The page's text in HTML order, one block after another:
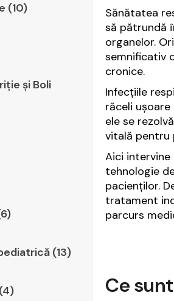
(10)
şi Boli
(13)
Sănătatea
să pătrundă
organelor.
semnificativ
cronice.
Infecțiile
răceli
ele se
vitală pentru
Aici intervine
tehnologie
pacienților.
tratament
parcurs
Ce